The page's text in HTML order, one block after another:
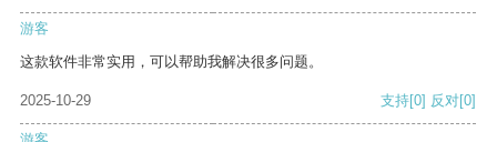
游客
这款软件非常实用，可以帮助我解决很多问题。
2025-10-29 支持[0] 反对[0]